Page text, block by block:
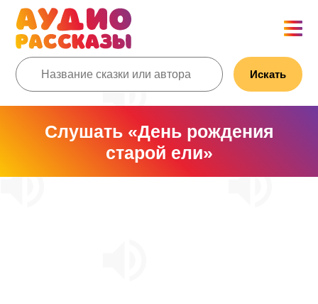
Искать
Слушать «День рождения
старой ели»